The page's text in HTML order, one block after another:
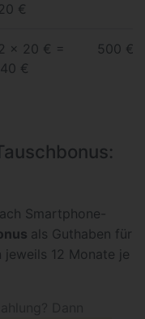
€
x 20 € =
€
500 €
Smartphone-
als Guthaben für
12 Monate je